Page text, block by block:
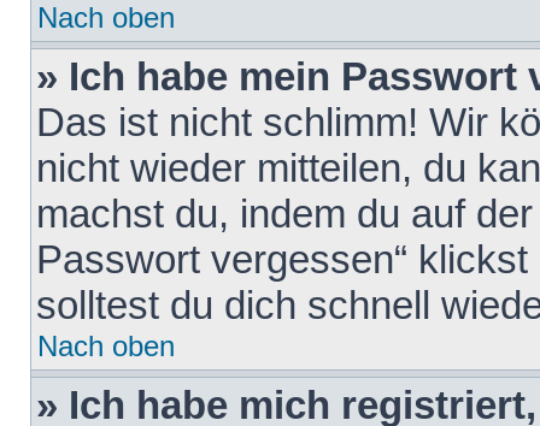
Nach oben
» Ich habe mein Passwort
Das ist nicht schlimm! Wir
nicht wieder mitteilen, du
machst du, indem du auf
Passwort vergessen“
solltest du dich schnell
Nach oben
» Ich habe mich